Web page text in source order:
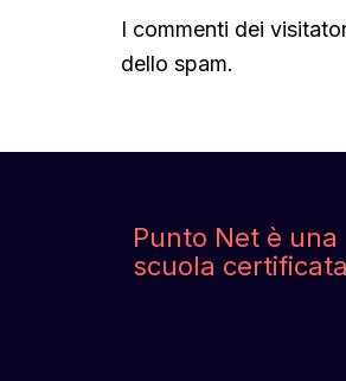
I commenti dei
dello spam.
Punto Net è una
scuola